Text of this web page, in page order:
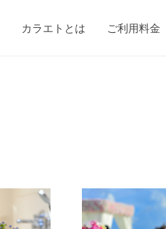
カラエトとは ご利用料金